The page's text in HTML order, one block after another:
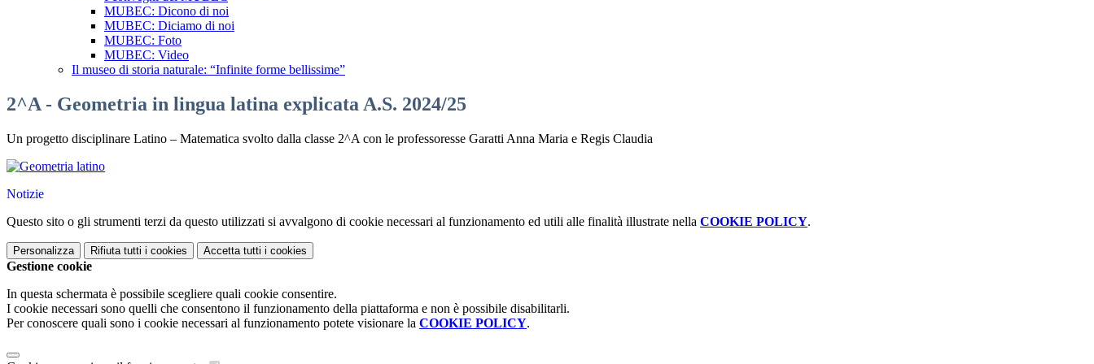
MUBEC: Dicono di noi
MUBEC: Diciamo di noi
MUBEC: Foto
MUBEC: Video
Il museo di storia naturale: “Infinite forme bellissime”
2^A - Geometria in lingua latina explicata A.S. 2024/25
Un progetto disciplinare Latino – Matematica svolto dalla classe 2^A con le professoresse Garatti Anna Maria e Regis Claudia
Notizie
Questo sito o gli strumenti terzi da questo utilizzati si avvalgono di cookie necessari al funzionamento ed utili alle finalità illustrate nella COOKIE POLICY.
Personalizza Rifiuta tutti i cookies Accetta tutti i cookies
Gestione cookie
In questa schermata è possibile scegliere quali cookie consentire.
I cookie necessari sono quelli che consentono il funzionamento della piattaforma e non è possibile disabilitarli.
Per conoscere quali sono i cookie necessari al funzionamento potete visionare la COOKIE POLICY.